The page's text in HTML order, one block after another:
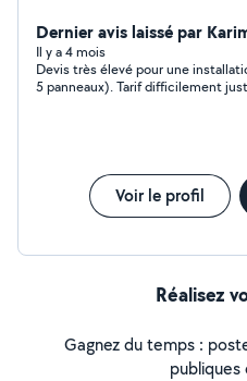
panneaux grillagés portail tous types bois metal alu pvc
...
Dernier avis laissé par
Il y a 4 mois
Devis très élevé pour une
5 panneaux). Tarif difficilement
Voir le profil
Réalisez
Gagnez du temps :
publiques